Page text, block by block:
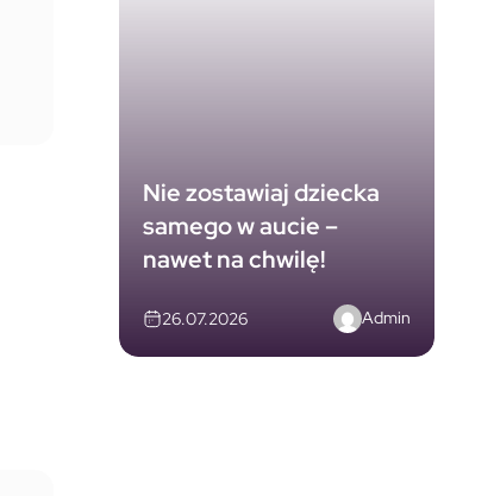
Nie zostawiaj dziecka
samego w aucie –
nawet na chwilę!
26.07.2026 Admin